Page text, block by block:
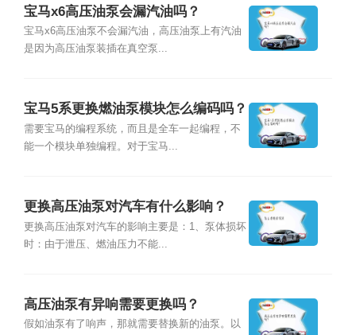
宝马x6高压油泵会漏汽油吗？
宝马x6高压油泵不会漏汽油，高压油泵上有汽油
是因为高压油泵装插在真空泵...
宝马5系更换燃油泵模块怎么编码吗？
需要宝马的编程系统，而且是全车一起编程，不
能一个模块单独编程。对于宝马...
更换高压油泵对汽车有什么影响？
更换高压油泵对汽车的影响主要是：1、泵体损坏
时：由于泄压、燃油压力不能...
高压油泵有异响需要更换吗？
假如油泵有了响声，那就需要替换新的油泵。以